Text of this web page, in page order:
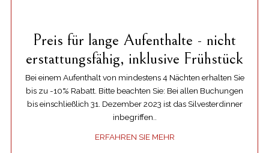
Preis für lange Aufenthalte - nicht
erstattungsfähig, inklusive Frühstück
Bei einem Aufenthalt von mindestens 4 Nächten erhalten Sie
bis zu -10% Rabatt. Bitte beachten Sie: Bei allen Buchungen
bis einschließlich 31. Dezember 2023 ist das Silvesterdinner
inbegriffen..
ERFAHREN SIE MEHR